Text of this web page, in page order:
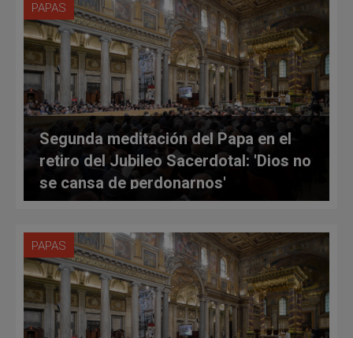
PAPAS
Segunda meditación del Papa en el
retiro del Jubileo Sacerdotal: 'Dios no
se cansa de perdonarnos'
PAPAS